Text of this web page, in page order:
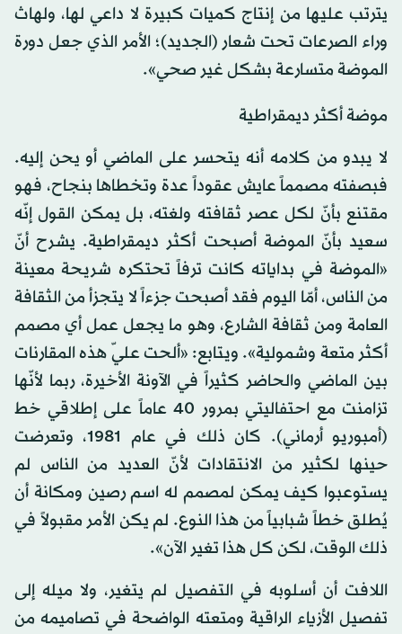
يترتب عليها من إنتاج كميات كبيرة لا داعي لها، ولهاث
وراء الصرعات تحت شعار (الجديد)؛ الأمر الذي جعل دورة
الموضة متسارعة بشكل غير صحي».
موضة أكثر ديمقراطية
لا يبدو من كلامه أنه يتحسر على الماضي أو يحن إليه.
فبصفته مصمماً عايش عقوداً عدة وتخطاها بنجاح، فهو
مقتنع بأنّ لكل عصر ثقافته ولغته، بل يمكن القول إنّه
سعيد بأنّ الموضة أصبحت أكثر ديمقراطية. يشرح أنّ
«الموضة في بداياته كانت ترفاً تحتكره شريحة معينة
من الناس، أمّا اليوم فقد أصبحت جزءاً لا يتجزأ من الثقافة
العامة ومن ثقافة الشارع، وهو ما يجعل عمل أي مصمم
أكثر متعة وشمولية». ويتابع: «ألحت عليّ هذه المقارنات
بين الماضي والحاضر كثيراً في الآونة الأخيرة، ربما لأنّها
تزامنت مع احتفاليتي بمرور 40 عاماً على إطلاقي خط
(أمبوريو أرماني). كان ذلك في عام 1981، وتعرضت
حينها لكثير من الانتقادات لأنّ العديد من الناس لم
يستوعبوا كيف يمكن لمصمم له اسم رصين ومكانة أن
يُطلق خطاً شبابياً من هذا النوع. لم يكن الأمر مقبولاً في
ذلك الوقت، لكن كل هذا تغير الآن».
اللافت أن أسلوبه في التفصيل لم يتغير، ولا ميله إلى
تفصيل الأزياء الراقية ومتعته الواضحة في تصاميمه من